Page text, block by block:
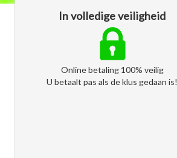
In volledige veiligheid
Online betaling 100% veilig
U betaalt pas als de klus gedaan is!